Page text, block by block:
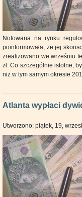
Notowana na rynku
poinformowała, że jej
zrealizowano we wrześniu
zł. Co szczególnie istotne,
niż w tym samym okresie
Atlanta wypłaci
Utworzono: piątek, 19,